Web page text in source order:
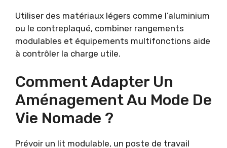
Utiliser des matériaux légers comme l’aluminium
ou le contreplaqué, combiner rangements
modulables et équipements multifonctions aide
à contrôler la charge utile.
Comment Adapter Un
Aménagement Au Mode De
Vie Nomade ?
Prévoir un lit modulable, un poste de travail